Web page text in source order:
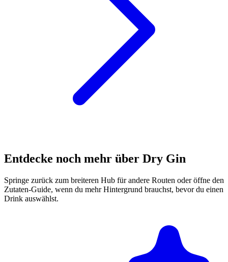
Entdecke noch mehr über Dry Gin
Springe zurück zum breiteren Hub für andere Routen oder öffne den
Zutaten-Guide, wenn du mehr Hintergrund brauchst, bevor du einen
Drink auswählst.